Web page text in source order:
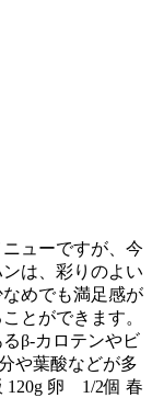
ューですが、今
は、彩りのよい
めでも満足感が
とができます。
β-カロテンやビ
や葉酸などが多
120g 卵 1/2個 春